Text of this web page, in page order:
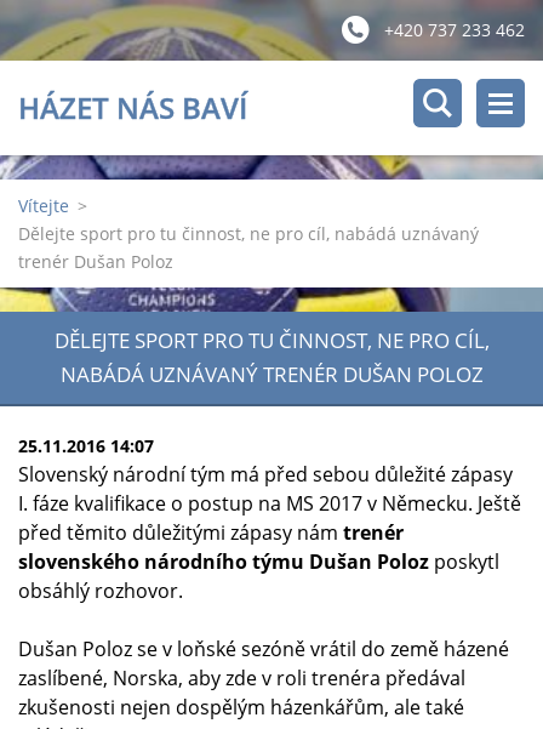
+420 737 233 462
HÁZET NÁS BAVÍ
Vítejte >
Dělejte sport pro tu činnost, ne pro cíl, nabádá uznávaný
trenér Dušan Poloz
DĚLEJTE SPORT PRO TU ČINNOST, NE PRO CÍL,
NABÁDÁ UZNÁVANÝ TRENÉR DUŠAN POLOZ
25.11.2016 14:07
Slovenský národní tým má před sebou důležité zápasy
I. fáze kvalifikace o postup na MS 2017 v Německu. Ještě
před těmito důležitými zápasy nám trenér
slovenského národního týmu Dušan Poloz poskytl
obsáhlý rozhovor.
Dušan Poloz se v loňské sezóně vrátil do země házené
zaslíbené, Norska, aby zde v roli trenéra předával
zkušenosti nejen dospělým házenkářům, ale také